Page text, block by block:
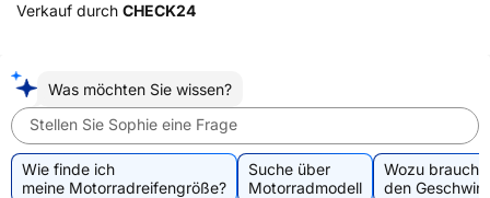
Verkauf durch CHECK24
Was möchten Sie wissen?
Stellen Sie Sophie eine Frage
Wie finde ich
meine Motorradreifengröße?
Suche über
Motorradmodell
Wozu
den